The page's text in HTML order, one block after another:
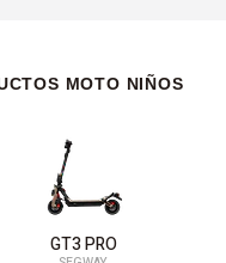
MOTO NIÑOS
GT3 PRO